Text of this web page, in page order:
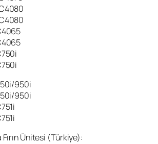
950i
950i
Ünitesi (Türkiye):